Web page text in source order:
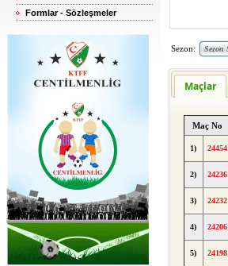
Formlar - Sözleşmeler
Sezon:
Maçlar
Maç No
1) 24454
2) 24236
3) 24232
4) 24206
5) 24198